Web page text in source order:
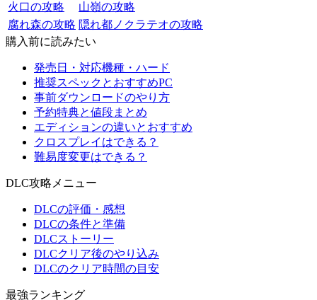
火口の攻略
山嶺の攻略
腐れ森の攻略 隠れ都ノクラテオの攻略
購入前に読みたい
発売日・対応機種・ハード
推奨スペックとおすすめPC
事前ダウンロードのやり方
予約特典と値段まとめ
エディションの違いとおすすめ
クロスプレイはできる？
難易度変更はできる？
DLC攻略メニュー
DLCの評価・感想
DLCの条件と準備
DLCストーリー
DLCクリア後のやり込み
DLCのクリア時間の目安
最強ランキング